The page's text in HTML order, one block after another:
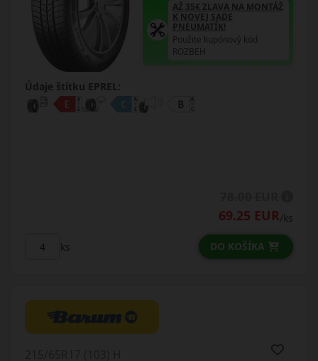
AŽ 35€ ZĽAVA NA MONTÁŽ
K NOVEJ SADE
PNEUMATÍK!
Použite kupónový kód
ROZBEH
Údaje štítku EPREL:
69.25 EUR/ks
ks DO KOŠÍKA